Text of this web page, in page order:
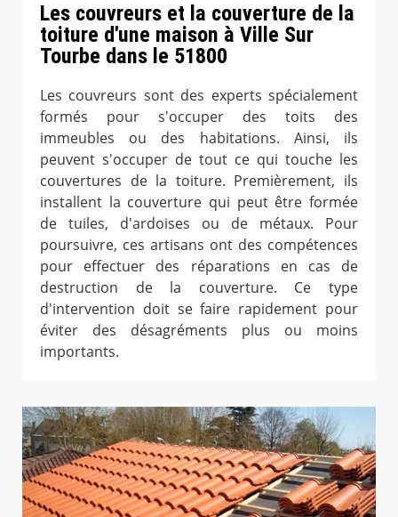
Les couvreurs et la couverture de la
toiture d'une maison à Ville Sur
Tourbe dans le 51800
Les couvreurs sont des experts spécialement
formés pour s'occuper des toits des
immeubles ou des habitations. Ainsi, ils
peuvent s'occuper de tout ce qui touche les
couvertures de la toiture. Premièrement, ils
installent la couverture qui peut être formée
de tuiles, d'ardoises ou de métaux. Pour
poursuivre, ces artisans ont des compétences
pour effectuer des réparations en cas de
destruction de la couverture. Ce type
d'intervention doit se faire rapidement pour
éviter des désagréments plus ou moins
importants.